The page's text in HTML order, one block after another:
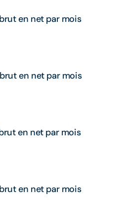
en net par mois
en net par mois
en net par mois
en net par mois